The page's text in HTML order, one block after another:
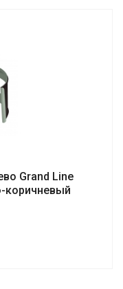
Grand Line
коричневый